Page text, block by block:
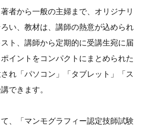
者から一般の主婦まで、オリジナリ
い、教材は、講師の熱意が込められ
ト、講師から定期的に受講生宛に届
イントをコンパクトにまとめられた
れ「パソコン」「タブレット」「ス
できます。
、「マンモグラフィー認定技師試験